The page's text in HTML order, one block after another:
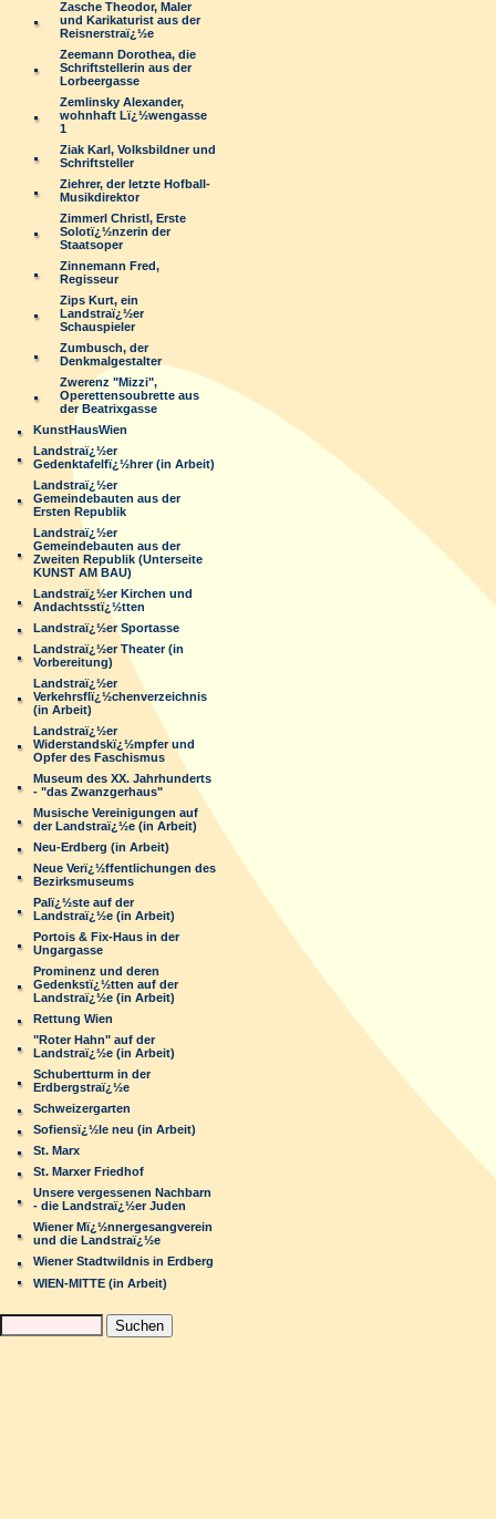
Zasche Theodor, Maler
und Karikaturist aus der
Reisnerstraï¿½e
Zeemann Dorothea, die
Schriftstellerin aus der
Lorbeergasse
Zemlinsky Alexander,
wohnhaft Lï¿½wengasse
1
Ziak Karl, Volksbildner und
Schriftsteller
Ziehrer, der letzte Hofball-
Musikdirektor
Zimmerl Christl, Erste
Solotï¿½nzerin der
Staatsoper
Zinnemann Fred,
Regisseur
Zips Kurt, ein
Landstraï¿½er
Schauspieler
Zumbusch, der
Denkmalgestalter
Zwerenz "Mizzi",
Operettensoubrette aus
der Beatrixgasse
KunstHausWien
Landstraï¿½er
Gedenktafelfï¿½hrer (in Arbeit)
Landstraï¿½er
Gemeindebauten aus der
Ersten Republik
Landstraï¿½er
Gemeindebauten aus der
Zweiten Republik (Unterseite
KUNST AM BAU)
Landstraï¿½er Kirchen und
Andachtsstï¿½tten
Landstraï¿½er Sportasse
Landstraï¿½er Theater (in
Vorbereitung)
Landstraï¿½er
Verkehrsflï¿½chenverzeichnis
(in Arbeit)
Landstraï¿½er
Widerstandskï¿½mpfer und
Opfer des Faschismus
Museum des XX. Jahrhunderts
- "das Zwanzgerhaus"
Musische Vereinigungen auf
der Landstraï¿½e (in Arbeit)
Neu-Erdberg (in Arbeit)
Neue Verï¿½ffentlichungen des
Bezirksmuseums
Palï¿½ste auf der
Landstraï¿½e (in Arbeit)
Portois & Fix-Haus in der
Ungargasse
Prominenz und deren
Gedenkstï¿½tten auf der
Landstraï¿½e (in Arbeit)
Rettung Wien
"Roter Hahn" auf der
Landstraï¿½e (in Arbeit)
Schubertturm in der
Erdbergstraï¿½e
Schweizergarten
Sofiensï¿½le neu (in Arbeit)
St. Marx
St. Marxer Friedhof
Unsere vergessenen Nachbarn
- die Landstraï¿½er Juden
Wiener Mï¿½nnergesangverein
und die Landstraï¿½e
Wiener Stadtwildnis in Erdberg
WIEN-MITTE (in Arbeit)